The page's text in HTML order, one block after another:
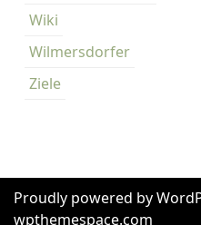
Wiki
Wilmersdorfer
Ziele
Proudly powered by
wpthemespace.com